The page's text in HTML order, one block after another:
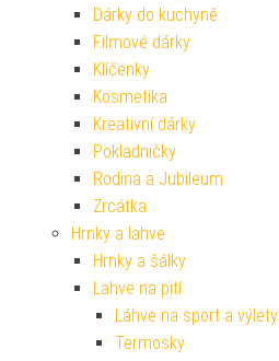
Dárky do kuchyně
Filmové dárky
Klíčenky
Kosmetika
Kreativní dárky
Pokladničky
Rodina a Jubileum
Zrcátka
Hrnky a lahve
Hrnky a šálky
Lahve na pití
Láhve na sport a výlety
Termosky